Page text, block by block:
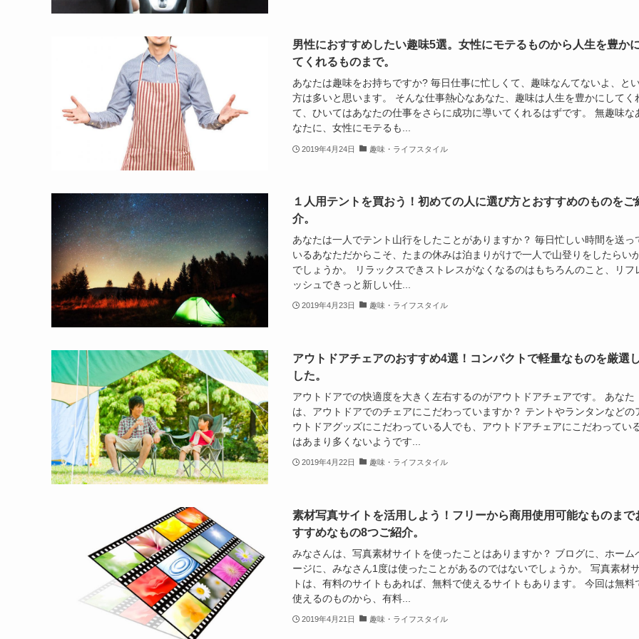
男性におすすめしたい趣味5選。女性にモテるものから人生を豊か
てくれるものまで。
あなたは趣味をお持ちですか? 毎日仕事に忙しくて、趣味なんてないよ、と
方は多いと思います。 そんな仕事熱心なあなた、趣味は人生を豊かにしてく
て、ひいてはあなたの仕事をさらに成功に導いてくれるはずです。 無趣味な
なたに、女性にモテるも...
2019年4月24日 趣味・ライフスタイル
１人用テントを買おう！初めての人に選び方とおすすめのものをご
介。
あなたは一人でテント山行をしたことがありますか？ 毎日忙しい時間を送っ
いるあなただからこそ、たまの休みは泊まりがけで一人で山登りをしたらい
でしょうか。 リラックスできストレスがなくなるのはもちろんのこと、リフ
ッシュできっと新しい仕...
2019年4月23日 趣味・ライフスタイル
アウトドアチェアのおすすめ4選！コンパクトで軽量なものを厳選
した。
アウトドアでの快適度を大きく左右するのがアウトドアチェアです。 あなた
は、アウトドアでのチェアにこだわっていますか？ テントやランタンなどの
ウトドアグッズにこだわっている人でも、アウトドアチェアにこだわってい
はあまり多くないようです...
2019年4月22日 趣味・ライフスタイル
素材写真サイトを活用しよう！フリーから商用使用可能なものまで
すすめなもの8つご紹介。
みなさんは、写真素材サイトを使ったことはありますか？ ブログに、ホーム
ージに、みなさん1度は使ったことがあるのではないでしょうか。 写真素材
トは、有料のサイトもあれば、無料で使えるサイトもあります。 今回は無料
使えるのものから、有料...
2019年4月21日 趣味・ライフスタイル